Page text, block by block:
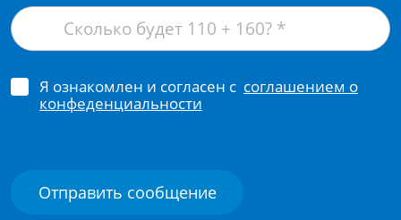
Я ознакомлен и согласен с соглашением о
конфеденциальности